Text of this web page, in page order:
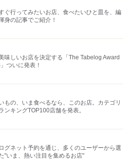
ぐ行ってみたいお店、食べたいひと皿を、編
身の記事でご紹介！
味しいお店を決定する「The Tabelog Award
ついに発表！
もの、いま食べるなら、このお店。カテゴリ
ンキングTOP100店舗を発表。
グネット予約を通じ、多くのユーザーから選
"いま、熱い注目を集めるお店"